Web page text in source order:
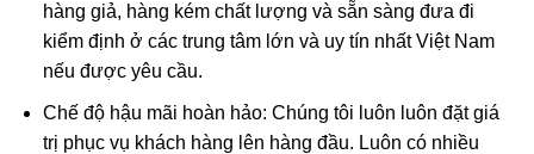
nghiệm dựa trên quy luật sinh đôi tên “Brazil law twinning”
(một dạng của thạch anh sinh đôi, khi đó cấu trúc thạch
anh phải và trái được liên kết tạo thành một tinh thể duy
nhấtđược sử dụng để xác định ametit tổng hợp sẽ dễ
dàng hơn. Tuy nhiên về mặc lý thuyết, người ta có thể tạo
hàng giả, hàng kém chất lượng và sẵn sàng đưa đi
kiểm định ở các trung tâm lớn và uy tín nhất Việt Nam
nếu được yêu cầu.
Chế độ hậu mãi hoàn hảo: Chúng tôi luôn luôn đặt giá
trị phục vụ khách hàng lên hàng đầu. Luôn có nhiều